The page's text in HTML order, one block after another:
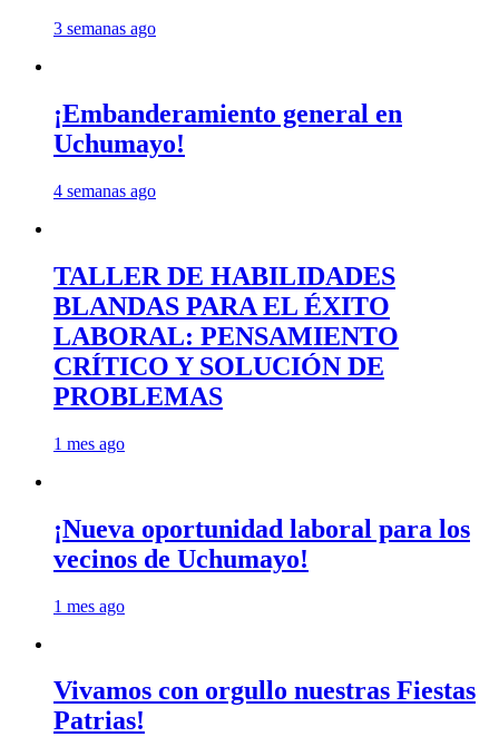
3 semanas ago
¡Embanderamiento general en
Uchumayo!
4 semanas ago
TALLER DE HABILIDADES
BLANDAS PARA EL ÉXITO
LABORAL: PENSAMIENTO
CRÍTICO Y SOLUCIÓN DE
PROBLEMAS
1 mes ago
¡Nueva oportunidad laboral para los
vecinos de Uchumayo!
1 mes ago
Vivamos con orgullo nuestras Fiestas
Patrias!